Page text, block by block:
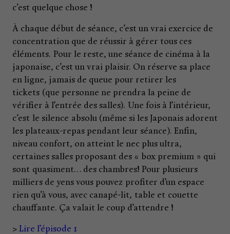
c’est quelque chose !
À chaque début de séance, c’est un vrai exercice de
concentration que de réussir à gérer tous ces
éléments. Pour le reste, une séance de cinéma à la
japonaise, c’est un vrai plaisir. On réserve sa place
en ligne, jamais de queue pour retirer les
tickets (que personne ne prendra la peine de
vérifier à l’entrée des salles). Une fois à l’intérieur,
c’est le silence absolu (même si les Japonais adorent
les plateaux-repas pendant leur séance). Enfin,
niveau confort, on atteint le nec plus ultra,
certaines salles proposant des « box premium » qui
sont quasiment… des chambres! Pour plusieurs
milliers de yens vous pouvez profiter d’un espace
rien qu’à vous, avec canapé-lit, table et couette
chauffante. Ça valait le coup d’attendre !
> Lire l’épisode 1